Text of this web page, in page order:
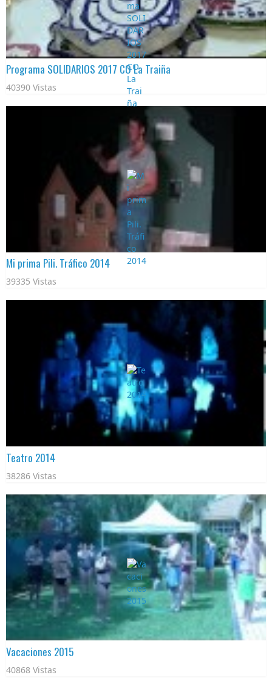
Programa SOLIDARIOS 2017 CO La Traiña
40390 Vistas
Mi prima Pili. Tráfico 2014
39335 Vistas
Teatro 2014
38286 Vistas
Vacaciones 2015
40868 Vistas